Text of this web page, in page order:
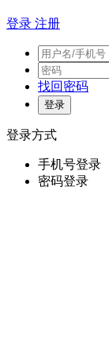
登录 注册
找回密码
登录方式
手机号登录
密码登录